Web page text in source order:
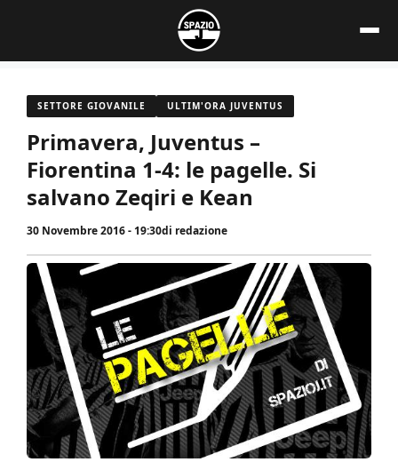
contenuto
SETTORE GIOVANILE ULTIM'ORA JUVENTUS
Primavera, Juventus –
Fiorentina 1-4: le pagelle. Si
salvano Zeqiri e Kean
30 Novembre 2016 - 19:30di redazione